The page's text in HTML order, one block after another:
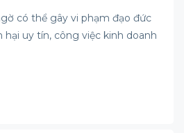
có thể gây vi phạm đạo đức
uy tín, công việc kinh doanh